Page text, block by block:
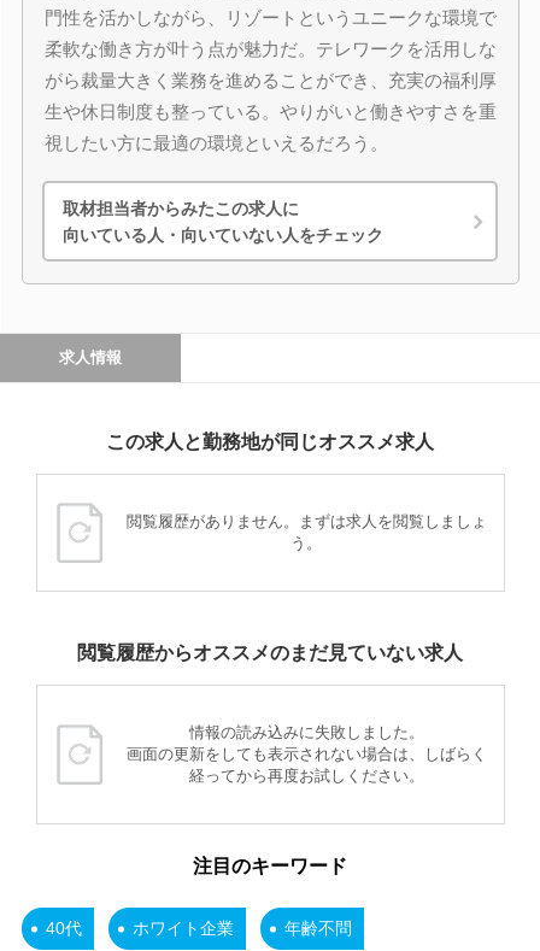
門性を活かしながら、リゾートというユニークな環境で
柔軟な働き方が叶う点が魅力だ。テレワークを活用しな
がら裁量大きく業務を進めることができ、充実の福利厚
生や休日制度も整っている。やりがいと働きやすさを重
視したい方に最適の環境といえるだろう。
取材担当者からみたこの求人に
向いている人・向いていない人をチェック
求人情報
この求人と勤務地が同じオススメ求人
閲覧履歴がありません。まずは求人を閲覧しましょ
う。
閲覧履歴からオススメのまだ見ていない求人
情報の読み込みに失敗しました。
画面の更新をしても表示されない場合は、しばらく
経ってから再度お試しください。
注目のキーワード
40代 ホワイト企業 年齢不問